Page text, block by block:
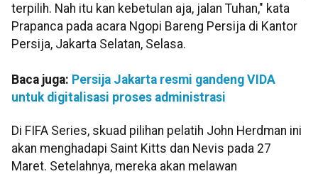
terpilih. Nah itu kan kebetulan aja, jalan Tuhan," kata
Prapanca pada acara Ngopi Bareng Persija di Kantor
Persija, Jakarta Selatan, Selasa.
Baca juga: Persija Jakarta resmi gandeng VIDA
untuk digitalisasi proses administrasi
Di FIFA Series, skuad pilihan pelatih John Herdman ini
akan menghadapi Saint Kitts dan Nevis pada 27
Maret. Setelahnya, mereka akan melawan